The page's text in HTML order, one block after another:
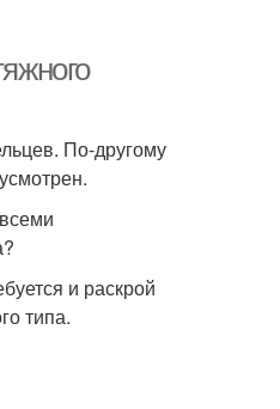
По-другому
и раскрой
типа.